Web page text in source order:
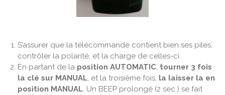
S’assurer que la télécommande contient bien ses piles,
contrôler la polarité, et la charge de celles-ci.
En partant de la position AUTOMATIC, tourner 3 fois
la clé sur MANUAL, et la troisième fois, la laisser la en
position MANUAL. Un BEEP prolongé (2 sec.) se fait